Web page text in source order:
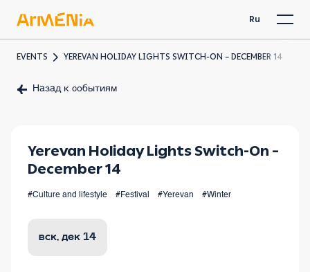
Ru
EVENTS YEREVAN HOLIDAY LIGHTS SWITCH-ON – DECEMBER 14
Назад к событиям
Yerevan Holiday Lights Switch-On –
December 14
#Culture and lifestyle #Festival #Yerevan #Winter
вск, дек 14